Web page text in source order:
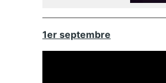
1er septembre